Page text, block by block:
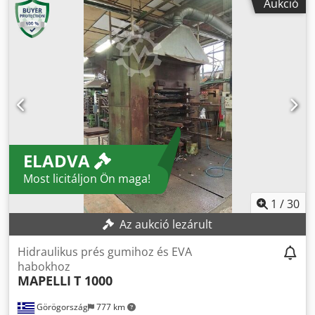
mechanikai szennyeződéseket, előkészítve az anyagot a
további mosási lépésekhez. Alkalmas folyamatos, ipari 24/7
üzemeltetésre. Alkalmazható anyagok: Dcedpfx Aloyh Hr
Eobsk PE, PP, HDPE, LDPE, műanyag fóliák, gyártási
hulladék Műszaki adatok: Kapacitás: akár 2000 kg/h Hajtó
teljesítmény: 30 kW Rotor hossza: 3000 mm Rotor átmérője:
680 mm Méretek (H x Sz x M): 3689 x 1766 x 3294 mm
Betöltőnyílás: 500 x 450 mm Főbb jellemzők: Nehézüzemű,
ipari kivitel Cserélhető kopóalkatrészek Könnyű
szervizelhetőség Mosó- vagy újrahasznosító sorokba
könnyen integrálható 📩 Egyedi kivitelben is rendelhető.
Érdeklődjön további részletekért!
Aukció
ELADVA
Most licitáljon Ön maga!
1 /30
Az aukció lezárult
Görögország 777 km
Hidraulikus prés gumihoz és EVA
habokhoz
MAPELLI T 1000